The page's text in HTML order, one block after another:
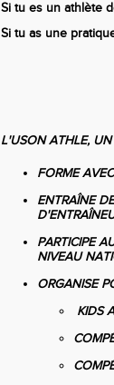
Si tu es un athlète
Si tu as une
L'USON ATHLE,
FORME
ENTRAÎNE
PARTICIPE
NIVEAU
ORGANISE
KIDS